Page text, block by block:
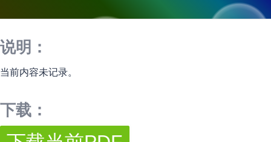
说明：
当前内容未记录。
下载：